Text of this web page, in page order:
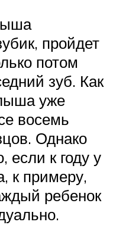
пройдет
потом
зуб. Как
уже
восемь
Однако
если к году у
к примеру,
ребенок